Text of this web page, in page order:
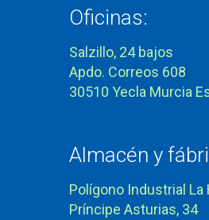
Oficinas:
Salzillo, 24 bajos
Apdo. Correos 608
30510 Yecla Murcia
Almacén y
Polígono Industrial La
Príncipe Asturias, 34